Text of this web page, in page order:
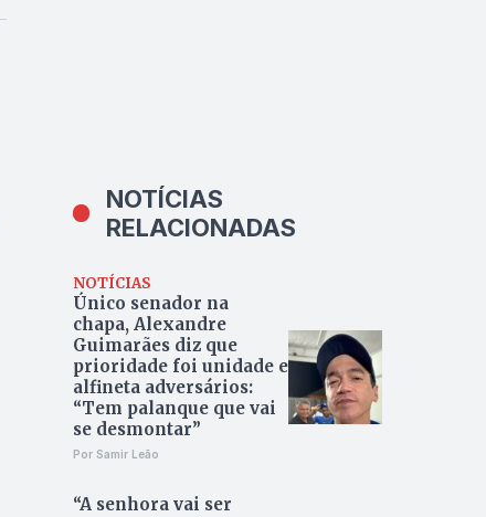
NOTÍCIAS
RELACIONADAS
NOTÍCIAS
Único senador na
chapa, Alexandre
Guimarães diz que
prioridade foi unidade e
alfineta adversários:
“Tem palanque que vai
se desmontar”
Por Samir Leão
“A senhora vai ser